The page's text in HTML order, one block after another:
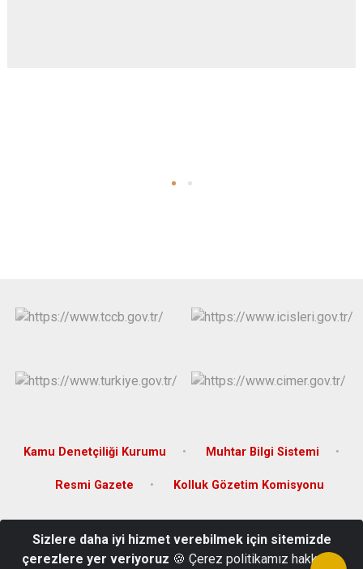
Kamu Denetçiliği Kurumu Muhtar Bilgi Sistemi
Resmi Gazete Kolluk Gözetim Komisyonu
Çanakkale
Sizlere daha iyi hizmet verebilmek için sitemizde
çerezlere yer veriyoruz 🍪 Çerez politikamız hakkında